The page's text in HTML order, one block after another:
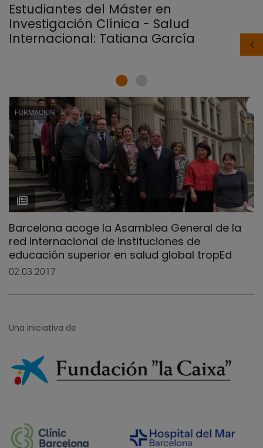
Estudiantes del Máster en
Investigación Clínica - Salud
Internacional: Tatiana García
FORMACIÓN
Barcelona acoge la Asamblea General de la
red internacional de instituciones de
educación superior en salud global tropEd
02.03.2017
Una iniciativa de